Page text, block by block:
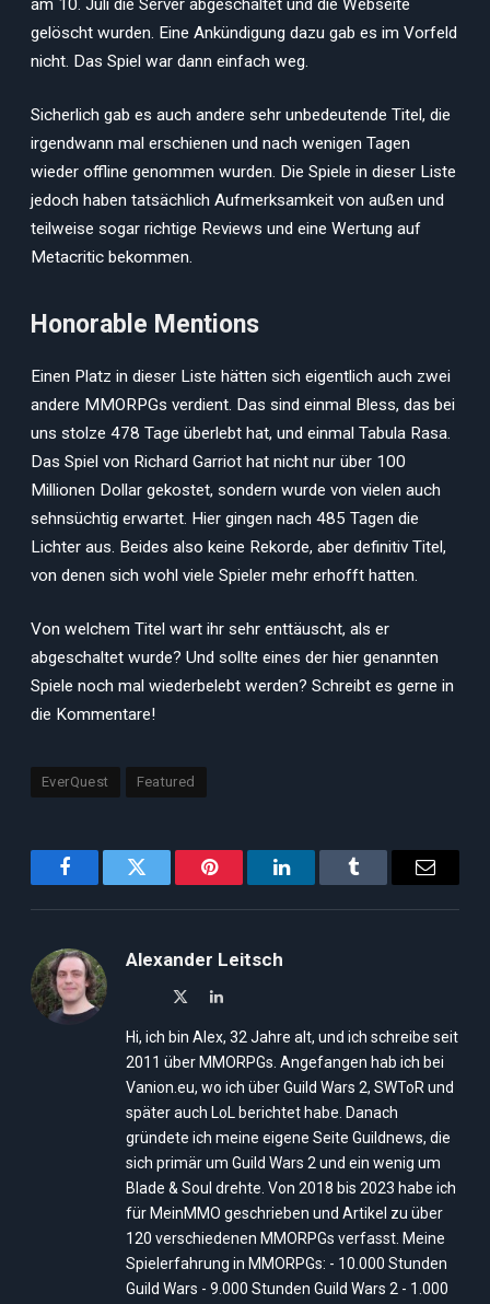
am 10. Juli die Server abgeschaltet und die Webseite
gelöscht wurden. Eine Ankündigung dazu gab es im Vorfeld
nicht. Das Spiel war dann einfach weg.
Sicherlich gab es auch andere sehr unbedeutende Titel, die
irgendwann mal erschienen und nach wenigen Tagen
wieder offline genommen wurden. Die Spiele in dieser Liste
jedoch haben tatsächlich Aufmerksamkeit von außen und
teilweise sogar richtige Reviews und eine Wertung auf
Metacritic bekommen.
Honorable Mentions
Einen Platz in dieser Liste hätten sich eigentlich auch zwei
andere MMORPGs verdient. Das sind einmal Bless, das bei
uns stolze 478 Tage überlebt hat, und einmal Tabula Rasa.
Das Spiel von Richard Garriot hat nicht nur über 100
Millionen Dollar gekostet, sondern wurde von vielen auch
sehnsüchtig erwartet. Hier gingen nach 485 Tagen die
Lichter aus. Beides also keine Rekorde, aber definitiv Titel,
von denen sich wohl viele Spieler mehr erhofft hatten.
Von welchem Titel wart ihr sehr enttäuscht, als er
abgeschaltet wurde? Und sollte eines der hier genannten
Spiele noch mal wiederbelebt werden? Schreibt es gerne in
die Kommentare!
EverQuest Featured
FacebookTwitter PinterestLinkedInTumblr Email
Alexander Leitsch
LinkedIn
Hi, ich bin Alex, 32 Jahre alt, und ich schreibe seit
2011 über MMORPGs. Angefangen hab ich bei
Vanion.eu, wo ich über Guild Wars 2, SWToR und
später auch LoL berichtet habe. Danach
gründete ich meine eigene Seite Guildnews, die
sich primär um Guild Wars 2 und ein wenig um
Blade & Soul drehte. Von 2018 bis 2023 habe ich
für MeinMMO geschrieben und Artikel zu über
120 verschiedenen MMORPGs verfasst. Meine
Spielerfahrung in MMORPGs: - 10.000 Stunden
Guild Wars - 9.000 Stunden Guild Wars 2 - 1.000